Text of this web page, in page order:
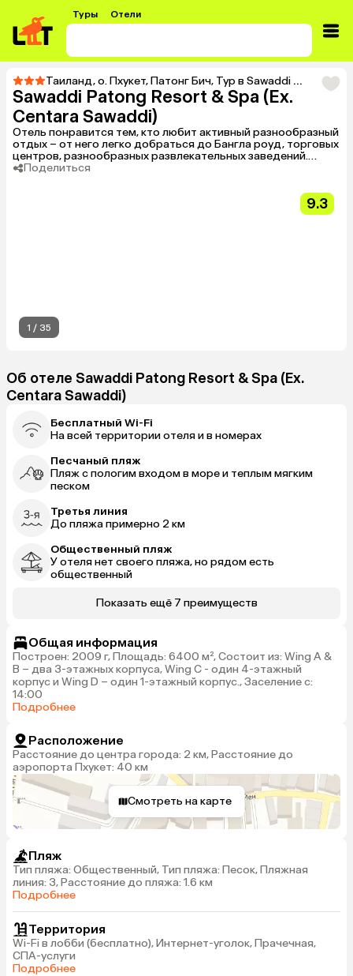
Туры Отели
Таиланд,о. Пхукет,Патонг Бич, Тур в Sawaddi Patong Resort & Spa (Ex. Centara Sawaddi)
Sawaddi Patong Resort & Spa (Ex.
Centara Sawaddi)
Отель понравится тем, кто любит активный разнообразный
отдых – от него легко добраться до Бангла роуд, торговых
центров, разнообразных развлекательных заведений.
Качество апартаментов и обслуживания – на хорошем
Поделиться
9.3
1 / 35
Об отеле Sawaddi Patong Resort & Spa (Ex.
Centara Sawaddi)
Бесплатный Wi-Fi
На всей территории отеля и в номерах
Песчаный пляж
Пляж с пологим входом в море и теплым мягким
песком
Третья линия
До пляжа примерно 2 км
Общественный пляж
У отеля нет своего пляжа, но рядом есть
общественный
Показать ещё 7 преимуществ
Общая информация
Построен: 2009 г, Площадь: 6400 м², Состоит из: Wing A &
B – два 3-этажных корпуса, Wing C - один 4-этажный
корпус и Wing D – один 1-этажный корпус., Заселение с:
14:00
Подробнее
Расположение
Расстояние до центра города: 2 км, Расстояние до
аэропорта Пхукет: 40 км
Смотреть на карте
Пляж
Тип пляжа: Общественный, Тип пляжа: Песок, Пляжная
линия: 3, Расстояние до пляжа: 1.6 км
Подробнее
Территория
Wi-Fi в лобби (бесплатно), Интернет-уголок, Прачечная,
СПА-услуги
Подробнее